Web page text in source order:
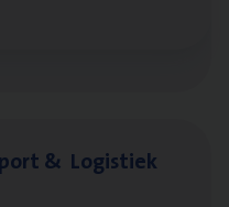
& Logistiek